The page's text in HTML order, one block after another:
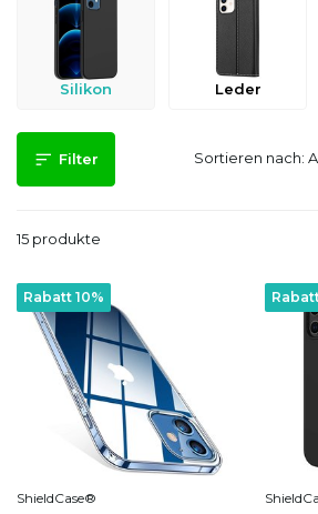
Silikon Leder
Filter
15 produkte
Sortieren nach:
Rabatt 10%
ShieldCase®